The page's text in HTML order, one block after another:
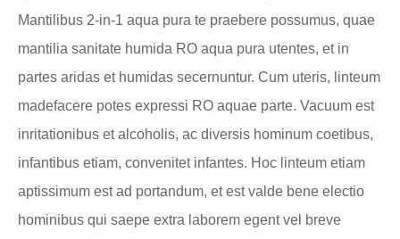
Mantilibus 2-in-1 aqua pura te praebere possumus, quae
mantilia sanitate humida RO aqua pura utentes, et in
partes aridas et humidas secernuntur. Cum uteris, linteum
madefacere potes expressi RO aquae parte. Vacuum est
inritationibus et alcoholis, ac diversis hominum coetibus,
infantibus etiam, convenitet infantes. Hoc linteum etiam
aptissimum est ad portandum, et est valde bene electio
hominibus qui saepe extra laborem egent vel breve